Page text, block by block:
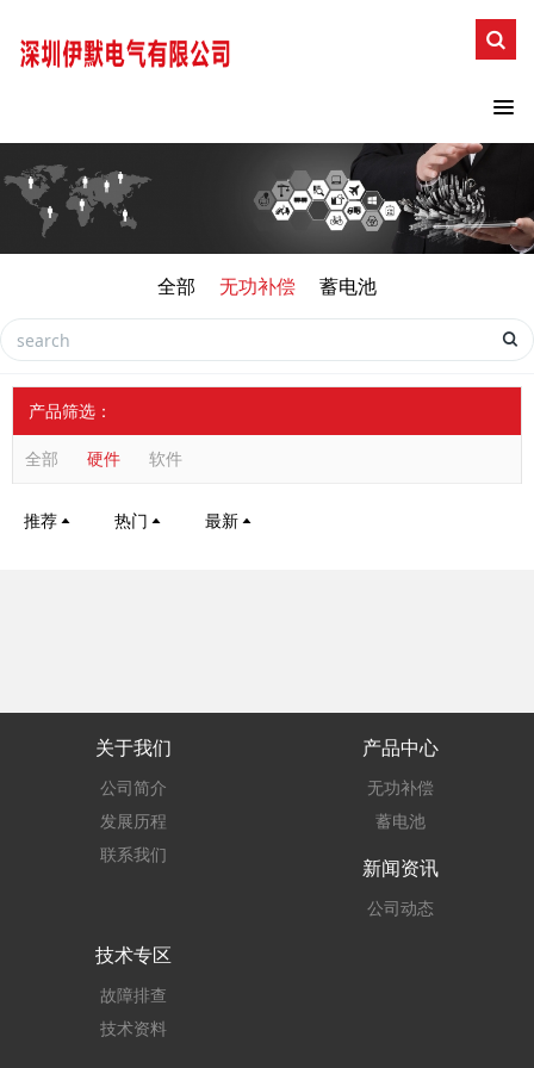
全部 无功补偿 蓄电池
产品筛选：
全部 硬件 软件
推荐 热门 最新
关于我们
公司简介
发展历程
联系我们
产品中心
无功补偿
蓄电池
新闻资讯
公司动态
技术专区
故障排查
技术资料